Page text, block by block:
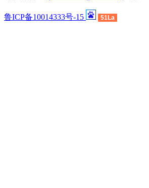
鲁ICP备10014333号-15 51La